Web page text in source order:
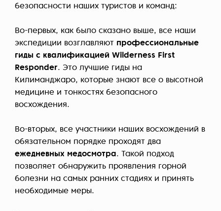
безопасности наших туристов и команд:
Во-первых, как было сказано выше, все наши
экспедиции возглавляют профессиональные
гиды с квалификацией Wilderness First
Responder. Это лучшие гиды на
Килиманджаро, которые знают все о высотной
медицине и тонкостях безопасного
восхождения.
Во-вторых, все участники наших восхождений в
обязательном порядке проходят два
ежедневных медосмотра. Такой подход
позволяет обнаружить проявления горной
болезни на самых ранних стадиях и принять
необходимые меры.